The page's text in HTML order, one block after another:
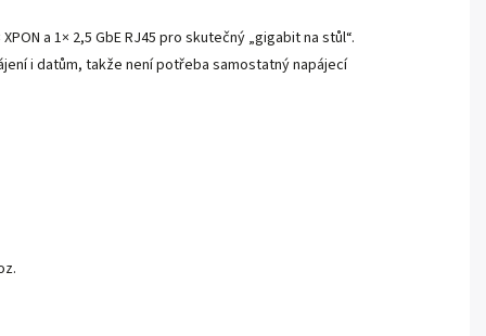
a 1× 2,5 GbE RJ45 pro skutečný „gigabit na stůl“.
i datům, takže není potřeba samostatný napájecí